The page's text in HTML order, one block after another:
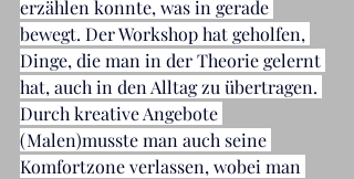
erzählen konnte, was in gerade
bewegt. Der Workshop hat geholfen,
Dinge, die man in der Theorie gelernt
hat, auch in den Alltag zu übertragen.
Durch kreative Angebote
(Malen)musste man auch seine
Komfortzone verlassen, wobei man